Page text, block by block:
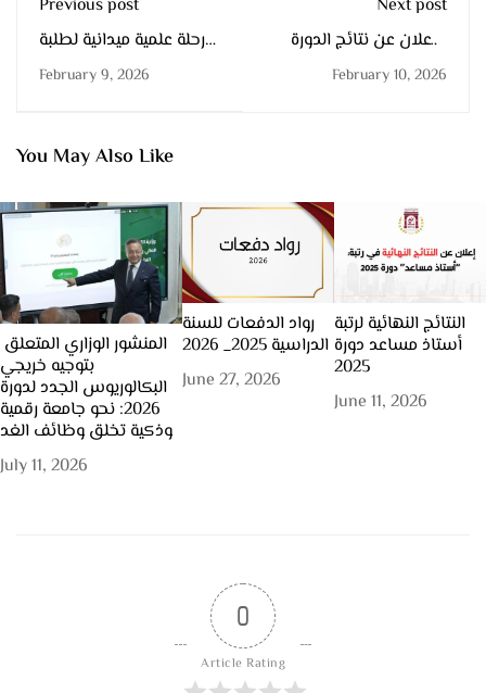
Previous post
رحلة علمية ميدانية لطلبة
السنة الثانية علوم طبيعية
لدراسة البنيات الطبقية
February 9, 2026
Next post
الإعلان عن نتائج الدورة
الثامنة (08) للتاهيل
الجامعي
February 10, 2026
You May Also Like
بتوجيه خريجي
البكالوريوس الجدد لدورة
2026: نحو جامعة رقمية
وذكية تخلق وظائف الغد
July 11, 2026
رواد الدفعات للسنة
الدراسية 2025_ 2026
June 27, 2026
النتائج النهائية لرتبة
أستاذ مساعد دورة
2025
June 11, 2026
0
Article Rating